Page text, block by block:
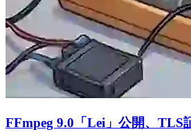
FFmpeg 9.0「Lei」公開、TLS